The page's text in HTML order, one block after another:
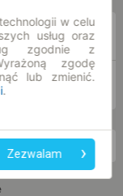
w celu
usług oraz
zgodnie z
zgodę
lub zmienić.
.
Zezwalam